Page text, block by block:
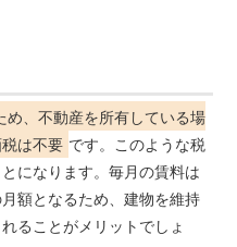
め、不動産を所有している場
は不要 です。このような税
になります。毎月の賃料は
額となるため、建物を維持
ることがメリットでしょ